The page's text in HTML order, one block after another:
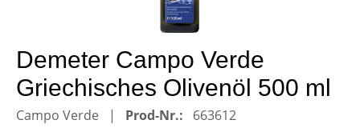
Demeter Campo Verde
Griechisches Olivenöl 500 ml
Campo Verde Prod-Nr.: 663612